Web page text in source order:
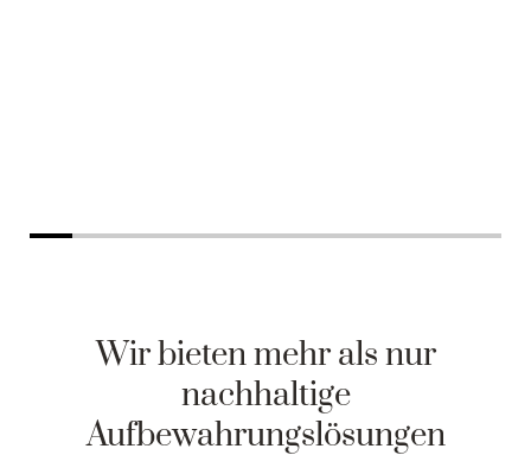
Wir bieten mehr als nur
nachhaltige
Aufbewahrungslösungen